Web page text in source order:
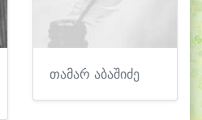
თამარ აბაშიძე